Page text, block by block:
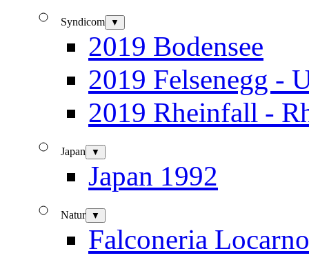
Syndicom ▼
2019 Bodensee
2019 Felsenegg -
2019 Rheinfall -
Japan ▼
Japan 1992
Natur ▼
Falconeria Locarno